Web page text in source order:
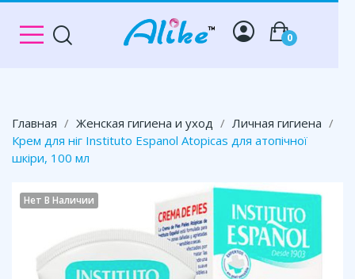
0
Главная Женская гигиена и уход
Личная гигиена
Крем для ніг Instituto Espanol Atopicas для атопічної
шкіри, 100 мл
Нет В Наличии